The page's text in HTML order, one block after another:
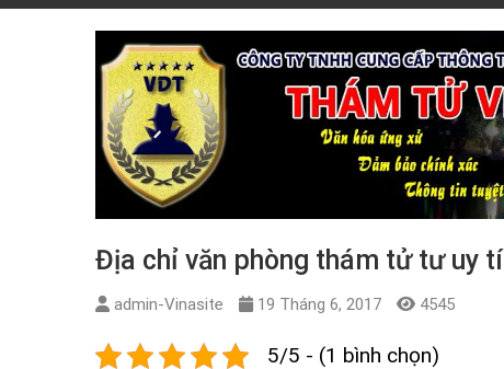
Địa chỉ văn phòng thám tử tư uy
admin-Vinasite 19 Tháng 6, 2017 4545
5/5 - (1 bình chọn)